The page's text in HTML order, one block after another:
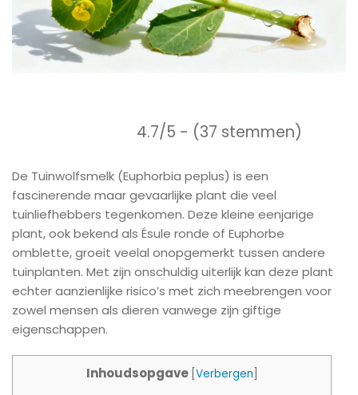
4.7/5 - (37 stemmen)
De Tuinwolfsmelk (Euphorbia peplus) is een
fascinerende maar gevaarlijke plant die veel
tuinliefhebbers tegenkomen. Deze kleine eenjarige
plant, ook bekend als Ésule ronde of Euphorbe
omblette, groeit veelal onopgemerkt tussen andere
tuinplanten. Met zijn onschuldig uiterlijk kan deze plant
echter aanzienlijke risico’s met zich meebrengen voor
zowel mensen als dieren vanwege zijn giftige
eigenschappen.
Inhoudsopgave Verbergen